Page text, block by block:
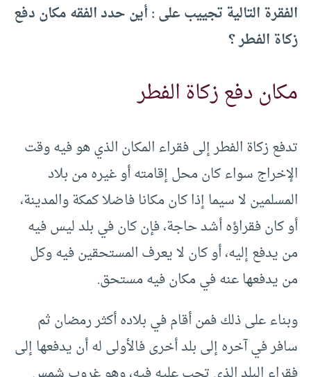
الفقرة التالية تجييب على : أين حدد الفقه مكان دفع
زكاة الفطر ؟
مكان دفع زكاة الفطر
تدفع زكاة الفطر إلى فقراء المكان الذي هو فيه وقت
الإخراج سواء كان محل إقامته أو غيره من بلاد
المسلمين لا سيما إذا كان مكانا فاضلا كمكة والمدينة،
أو كان فقراؤه أشد حاجة، فإن كان في بلد ليس فيه
من يدفع إليه، أو كان لا يعرف المستحقين فيه وكل
من يدفعها عنه في مكان فيه مستحق.
وبناء على ذلك فمن أقام في بلاده أكثر رمضان ثم
سافر في آخره إلى بلد أخرى فالأولى له أن يدفعها إلى